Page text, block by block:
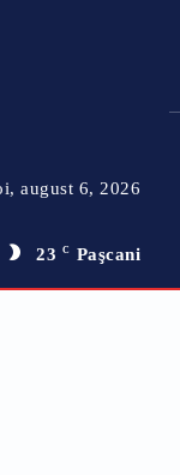
august 6, 2026
23 C Paşcani